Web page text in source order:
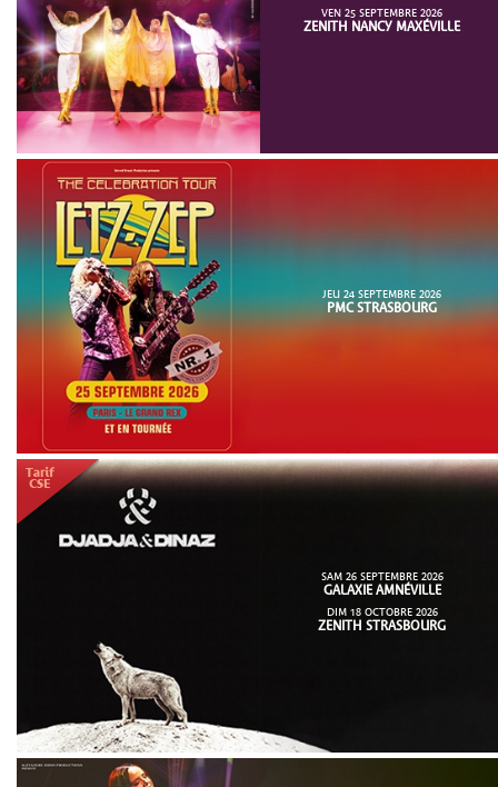
VEN 25 SEPTEMBRE 2026
ZENITH NANCY MAXÉVILLE
JEU 24 SEPTEMBRE 2026
PMC STRASBOURG
SAM 26 SEPTEMBRE 2026
GALAXIE AMNÉVILLE
DIM 18 OCTOBRE 2026
ZENITH STRASBOURG